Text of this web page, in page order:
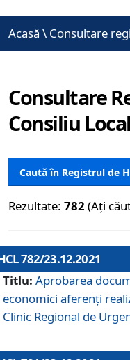
Acasă \ Consultare
Consultare
Consiliu
Caută în Registrul de
Rezultate: 782 (Ați
782/23.12.2021
Titlu: Aprobarea
economici aferenți
Clinic Regional de